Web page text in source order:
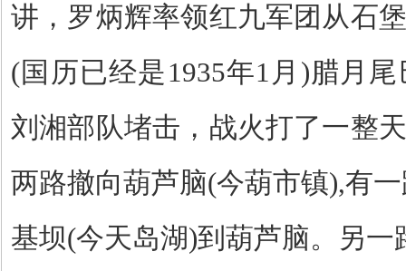
讲，罗炳辉率领红九军团从石
(国历已经是1935年1 月 )腊月
刘湘部队堵击，战火打了一整
两路撤向葫芦脑(今葫市镇),有
基坝(今天岛湖)到葫芦脑。另一